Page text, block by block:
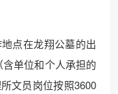
点在龙翔公墓的出
单位和个人承担的
文员岗位按照3600